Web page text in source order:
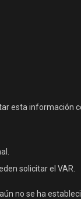
esta información
solicitar el VAR.
no se ha